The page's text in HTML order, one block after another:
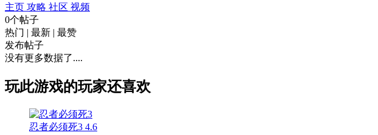
主页 攻略 社区 视频
0个帖子
热门 | 最新 | 最赞
发布帖子
没有更多数据了....
玩此游戏的玩家还喜欢
忍者必须死3 4.6